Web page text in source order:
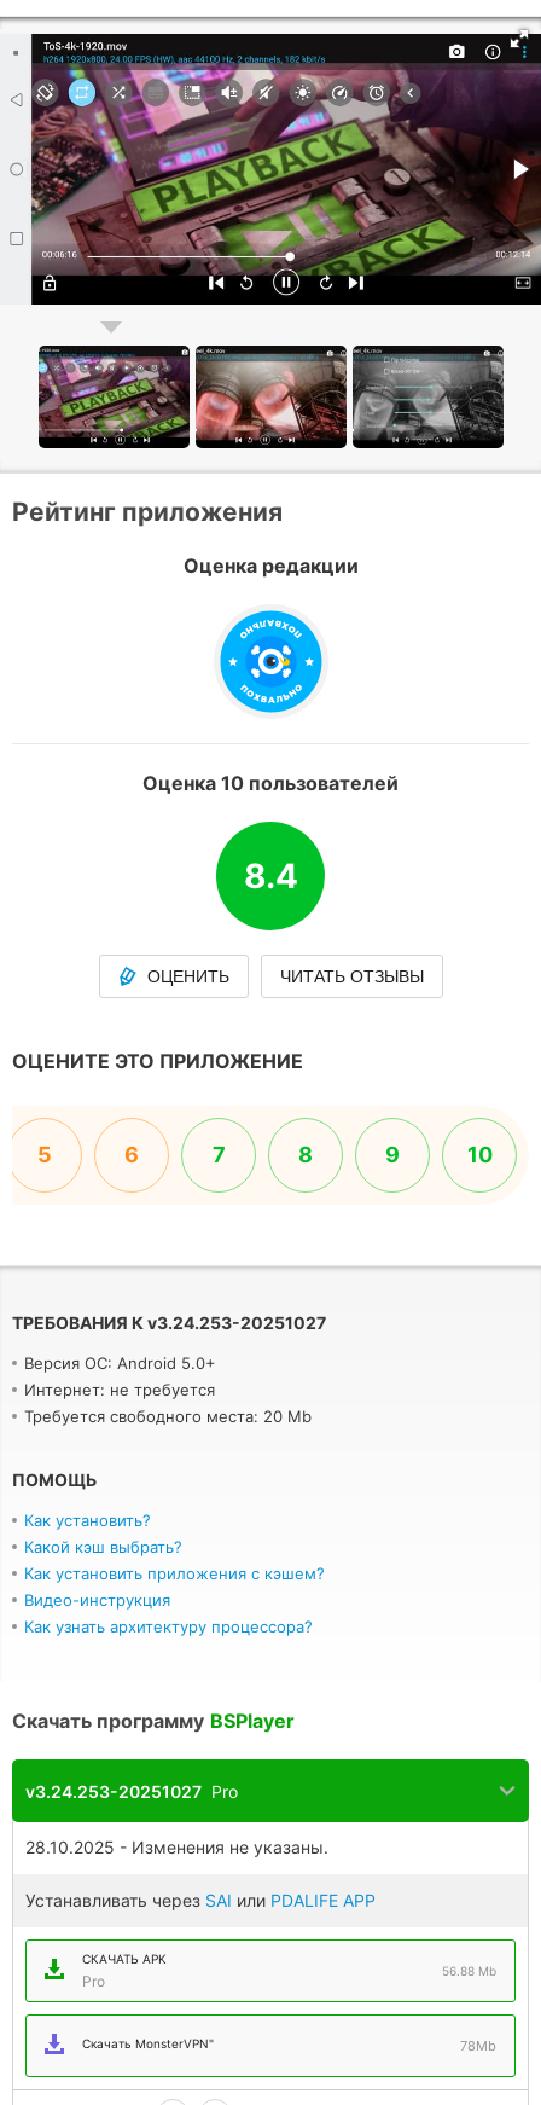
Рейтинг приложения
Оценка редакции
Оценка 10 пользователей
8.4
ОЦЕНИТЬ ЧИТАТЬ ОТЗЫВЫ
ОЦЕНИТЕ ЭТО ПРИЛОЖЕНИЕ
5 6 7 8 9 10
ТРЕБОВАНИЯ К v3.24.253-20251027
Версия ОС: Android 5.0+
Интернет: не требуется
Требуется свободного места: 20 Mb
ПОМОЩЬ
Как установить?
Какой кэш выбрать?
Как установить приложения с кэшем?
Видео-инструкция
Как узнать архитектуру процессора?
Скачать программу BSPlayer
v3.24.253-20251027 Pro
28.10.2025 - Изменения не указаны.
Устанавливать через SAI или PDALIFE APP
СКАЧАТЬ APK
Pro
56.88 Mb
Скачать MonsterVPN" 78Mb